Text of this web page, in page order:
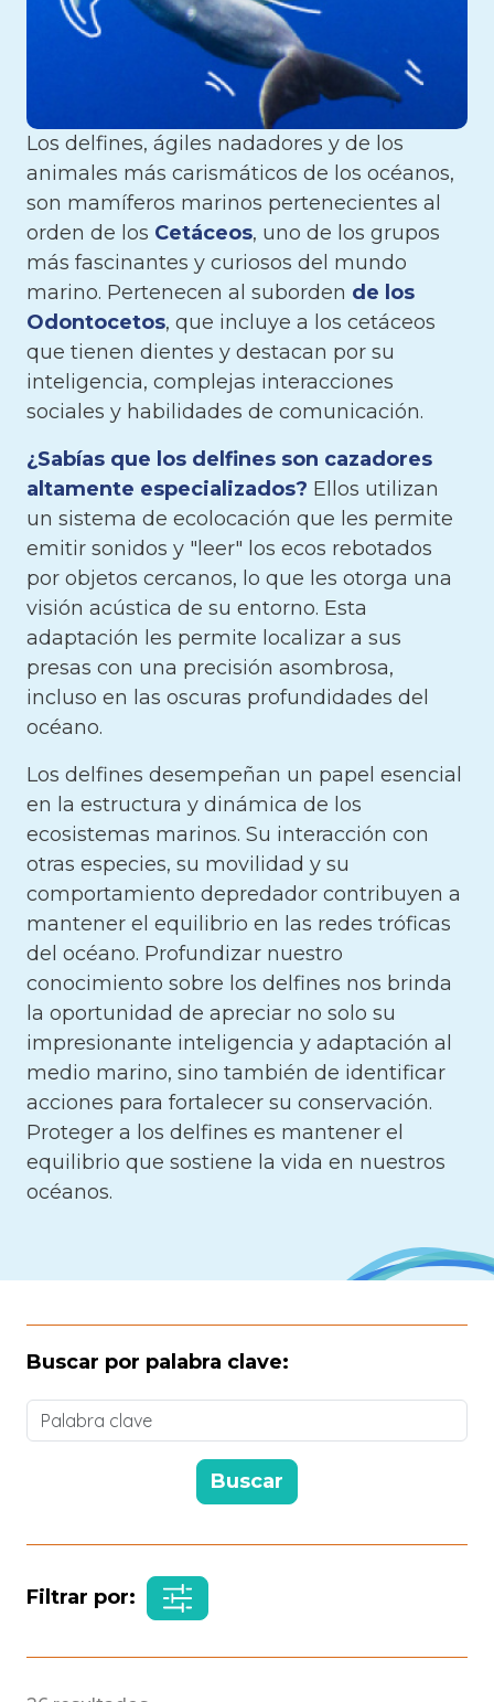
Los delfines, ágiles nadadores y de los
animales más carismáticos de los océanos,
son mamíferos marinos pertenecientes al
orden de los Cetáceos, uno de los grupos
más fascinantes y curiosos del mundo
marino. Pertenecen al suborden de los
Odontocetos, que incluye a los cetáceos
que tienen dientes y destacan por su
inteligencia, complejas interacciones
sociales y habilidades de comunicación.
¿Sabías que los delfines son cazadores
altamente especializados? Ellos utilizan
un sistema de ecolocación que les permite
emitir sonidos y "leer" los ecos rebotados
por objetos cercanos, lo que les otorga una
visión acústica de su entorno. Esta
adaptación les permite localizar a sus
presas con una precisión asombrosa,
incluso en las oscuras profundidades del
océano.
Los delfines desempeñan un papel esencial
en la estructura y dinámica de los
ecosistemas marinos. Su interacción con
otras especies, su movilidad y su
comportamiento depredador contribuyen a
mantener el equilibrio en las redes tróficas
del océano. Profundizar nuestro
conocimiento sobre los delfines nos brinda
la oportunidad de apreciar no solo su
impresionante inteligencia y adaptación al
medio marino, sino también de identificar
acciones para fortalecer su conservación.
Proteger a los delfines es mantener el
equilibrio que sostiene la vida en nuestros
océanos.
Buscar por palabra clave:
Filtrar por: